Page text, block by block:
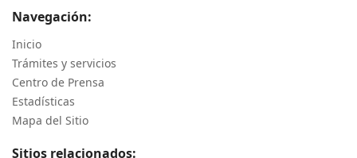
Navegación:
Inicio
Trámites y servicios
Centro de Prensa
Estadísticas
Mapa del Sitio
Sitios relacionados: